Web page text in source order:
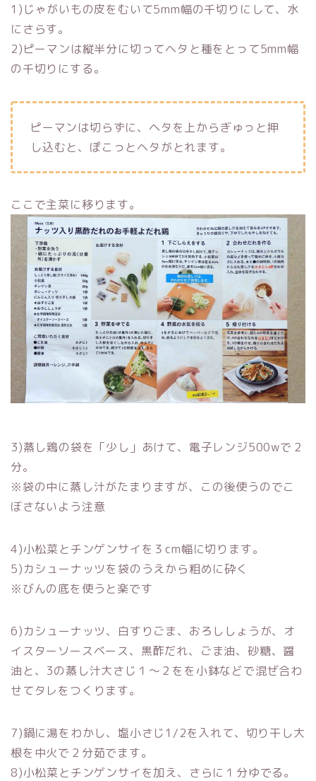
1)じゃがいもの皮をむいて5mm幅の千切りにして、水
にさらす。
2)ピーマンは縦半分に切ってヘタと種をとって5mm幅
の千切りにする。
ピーマンは切らずに、ヘタを上からぎゅっと押
し込むと、ぽこっとヘタがとれます。
ここで主菜に移ります。
3)蒸し鶏の袋を「少し」あけて、電子レンジ500wで２
分。
※袋の中に蒸し汁がたまりますが、この後使うのでこ
ぼさないよう注意
4)小松菜とチンゲンサイを３cm幅に切ります。
5)カシューナッツを袋のうえから粗めに砕く
※びんの底を使うと楽です
6)カシューナッツ、白すりごま、おろししょうが、オ
イスターソースベース、黒酢だれ、ごま油、砂糖、醤
油と、3の蒸し汁大さじ１〜２をを小鉢などで混ぜ合わ
せてタレをつくります。
7)鍋に湯をわかし、塩小さじ1/2を入れて、切り干し大
根を中火で２分茹でます。
8)小松菜とチンゲンサイを加え、さらに１分ゆでる。